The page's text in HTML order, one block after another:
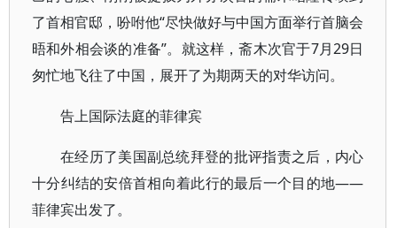
了首相官邸，吩咐他“尽快做好与中国方面举行首脑会
晤和外相会谈的准备”。就这样，斋木次官于7月29日
匆忙地飞往了中国，展开了为期两天的对华访问。
告上国际法庭的菲律宾
在经历了美国副总统拜登的批评指责之后，内心
十分纠结的安倍首相向着此行的最后一个目的地——
菲律宾出发了。